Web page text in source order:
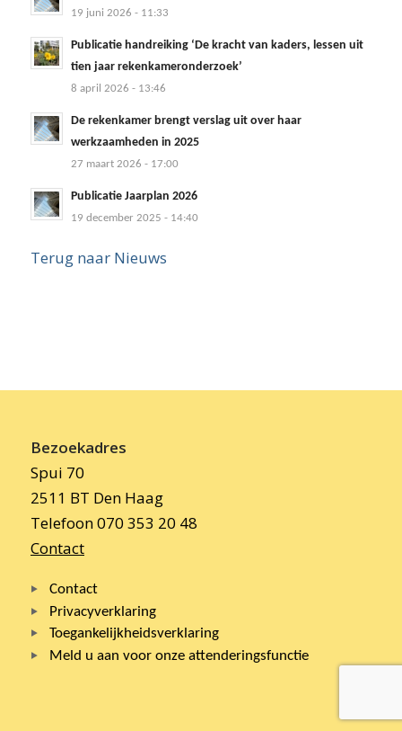
19 juni 2026 - 11:33
Publicatie handreiking ‘De kracht van kaders, lessen uit
tien jaar rekenkameronderzoek’
8 april 2026 - 13:46
De rekenkamer brengt verslag uit over haar
werkzaamheden in 2025
27 maart 2026 - 17:00
Publicatie Jaarplan 2026
19 december 2025 - 14:40
Terug naar Nieuws
Bezoekadres
Spui 70
2511 BT Den Haag
Telefoon 070 353 20 48
Contact
Contact
Privacyverklaring
Toegankelijkheidsverklaring
Meld u aan voor onze attenderingsfunctie